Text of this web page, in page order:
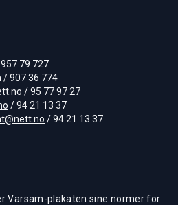
79 727
/ 907 36 774
/ 95 77 97 27
/ 94 21 13 37
/ 94 21 13 37
Varsam-plakaten sine normer for